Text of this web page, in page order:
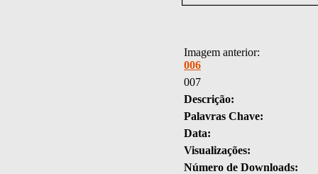
Imagem anterior:
006
007
Descrição:
Palavras Chave:
Data:
Visualizações:
Número de Downloads: